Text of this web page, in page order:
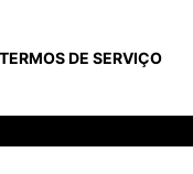
TERMOS DE SERVIÇO